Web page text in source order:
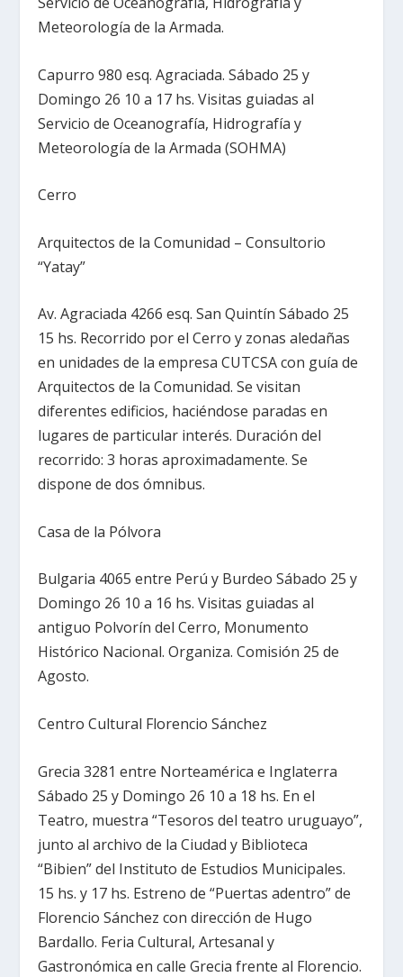
Meteorología de la Armada.
Capurro 980 esq. Agraciada. Sábado 25 y
Domingo 26 10 a 17 hs. Visitas guiadas al
Servicio de Oceanografía, Hidrografía y
Meteorología de la Armada (SOHMA)
Cerro
Arquitectos de la Comunidad – Consultorio
“Yatay”
Av. Agraciada 4266 esq. San Quintín Sábado 25
15 hs. Recorrido por el Cerro y zonas aledañas
en unidades de la empresa CUTCSA con guía de
Arquitectos de la Comunidad. Se visitan
diferentes edificios, haciéndose paradas en
lugares de particular interés. Duración del
recorrido: 3 horas aproximadamente. Se
dispone de dos ómnibus.
Casa de la Pólvora
Bulgaria 4065 entre Perú y Burdeo Sábado 25 y
Domingo 26 10 a 16 hs. Visitas guiadas al
antiguo Polvorín del Cerro, Monumento
Histórico Nacional. Organiza. Comisión 25 de
Agosto.
Centro Cultural Florencio Sánchez
Grecia 3281 entre Norteamérica e Inglaterra
Sábado 25 y Domingo 26 10 a 18 hs. En el
Teatro, muestra “Tesoros del teatro uruguayo”,
junto al archivo de la Ciudad y Biblioteca
“Bibien” del Instituto de Estudios Municipales.
15 hs. y 17 hs. Estreno de “Puertas adentro” de
Florencio Sánchez con dirección de Hugo
Bardallo. Feria Cultural, Artesanal y
Gastronómica en calle Grecia frente al Florencio.